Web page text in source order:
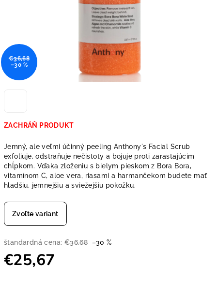
ZACHRÁŇ PRODUKT
Jemný, ale veľmi účinný peeling Anthony's Facial Scrub
exfoliuje, odstraňuje nečistoty a bojuje proti zarastajúcim
chĺpkom. Vďaka zloženiu s bielym pieskom z Bora Bora,
vitamínom C, aloe vera, riasami a harmančekom budete mať
hladšiu, jemnejšiu a sviežejšiu pokožku.
Zvoľte variant
štandardná cena: €36,68 –30 %
€25,67
€36,68
–30 %